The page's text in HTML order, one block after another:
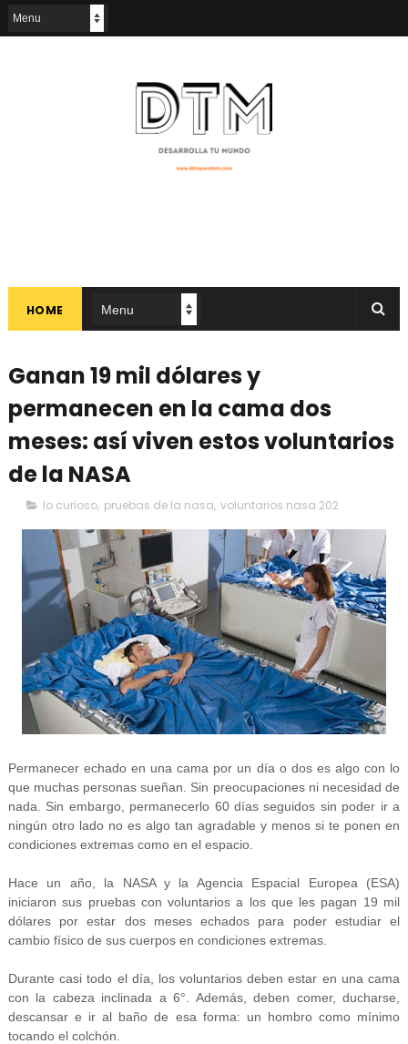
HOME
Ganan 19 mil dólares y
permanecen en la cama dos
meses: así viven estos voluntarios
de la NASA
lo curioso, pruebas de la nasa, voluntarios nasa 202
Permanecer echado en una cama por un día o dos es algo con lo
que muchas personas sueñan. Sin preocupaciones ni necesidad de
nada. Sin embargo, permanecerlo 60 días seguidos sin poder ir a
ningún otro lado no es algo tan agradable y menos si te ponen en
condiciones extremas como en el espacio.
Hace un año, la NASA y la Agencia Espacial Europea (ESA)
iniciaron sus pruebas con voluntarios a los que les pagan 19 mil
dólares por estar dos meses echados para poder estudiar el
cambio físico de sus cuerpos en condiciones extremas.
Durante casi todo el día, los voluntarios deben estar en una cama
con la cabeza inclinada a 6°. Además, deben comer, ducharse,
descansar e ir al baño de esa forma: un hombro como mínimo
tocando el colchón.